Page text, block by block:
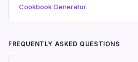
Cookbook Generator.
FREQUENTLY ASKED QUESTIONS